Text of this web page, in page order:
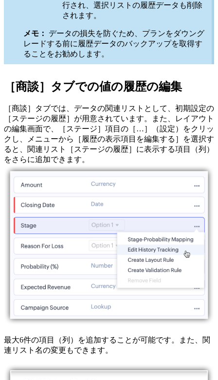
行され、選択リストの履歴データも削除
されます。
メモ：
データの損失を防ぐため、プランをダウング
レードする前に履歴データのバックアップを取得す
ることをお勧めします。
［商談］タブでの値の履歴の編集
［商談］タブでは、データの関連リストとして、初期設定の
［ステージの履歴］が用意されています。また、レイアウト
の編集画面で、［ステージ］項目の［…］（設定）をクリッ
クし、メニューから［履歴の表示項目を編集する］を選択す
ると、関連リスト［ステージの履歴］に表示する項目（列）
をさらに追加できます。
最大6件の項目（列）を追加することが可能です。また、関
連リスト名の変更もできます。